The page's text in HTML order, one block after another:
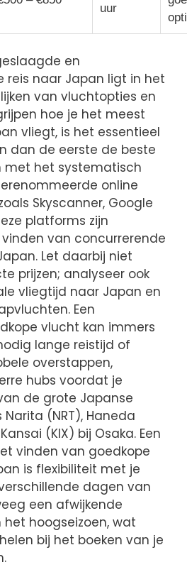
uur
en
reis naar Japan ligt in het
van vluchtopties en
hoe je het meest
vliegt, is het essentieel
dan de eerste de beste
met het systematisch
online
Skyscanner, Google
platforms zijn
van concurrerende
Let daarbij niet
prijzen; analyseer ook
vliegtijd naar Japan en
Een
vlucht kan immers
lange reistijd of
overstappen,
hubs voordat je
de grote Japanse
(NRT), Haneda
(KIX) bij Osaka. Een
vinden van goedkope
is flexibiliteit met je
dagen van
een afwijkende
hoogseizoen, wat
bij het boeken van je